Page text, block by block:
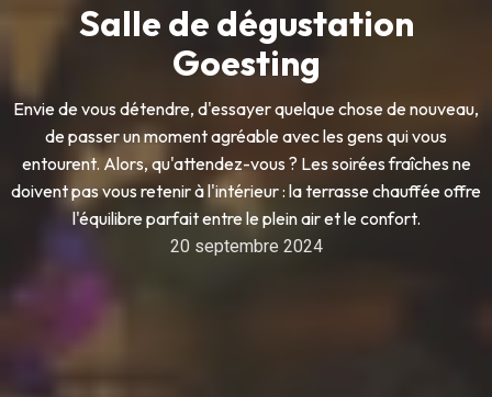
Salle de dégustation
Goesting
Envie de vous détendre, d'essayer quelque chose de nouveau,
de passer un moment agréable avec les gens qui vous
entourent. Alors, qu'attendez-vous ? Les soirées fraîches ne
doivent pas vous retenir à l'intérieur : la terrasse chauffée offre
l'équilibre parfait entre le plein air et le confort.
20 septembre 2024